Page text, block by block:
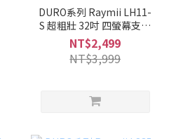
DURO系列 Raymii LH11-
S 超粗壯 32吋 四螢幕支架
螢幕架 電腦螢幕支架 增高
架
NT$2,499
NT$3,999